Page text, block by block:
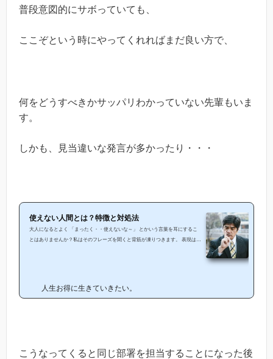
普段意図的にサボっていても、
ここぞという時にやってくれればまだ良い方で、
何をどうすべきかサッパリわかっていない先輩もいま
す。
しかも、見当違いな発言が多かったり・・・
使えない人間とは？特徴と対処法
大人になるとよく 「まったく・・使えないな～」 とかいう言葉を耳にするこ
とはありませんか？私はそのフレーズを聞くと背筋が凍りつきます。 表現はシ
使えない人の対処法について以上についての考...
人生お得に生きていきたい。
こうなってくると同じ部署を担当することになった後